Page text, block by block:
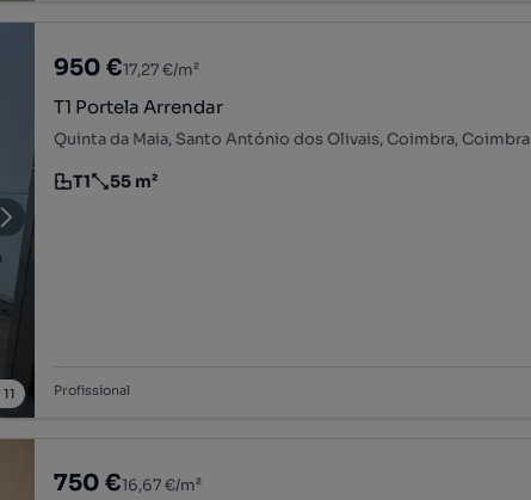
11
950 €17,27 €/m²
T1 Portela Arrendar
Quinta da Maia, Santo António dos Olivais, Coimbra, Coimbra
Tipologia
T1
Preço por metro quadrado
55 m²
Profissional
750 €16,67 €/m²